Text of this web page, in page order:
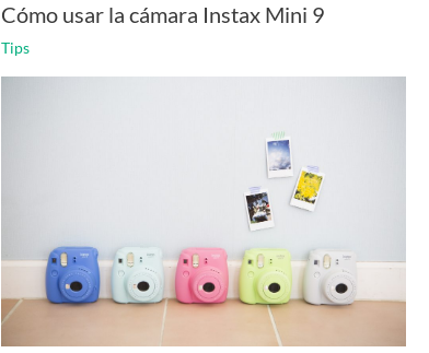
Cómo usar la cámara Instax Mini 9
Tips